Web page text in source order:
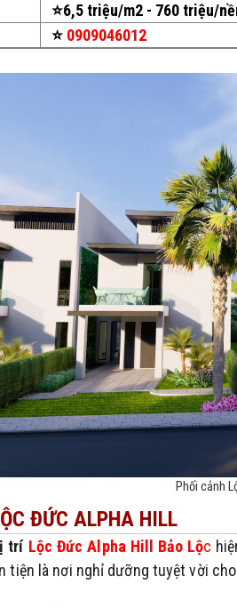
⭐6,5 triệu/m2 - 760 triệu/
⭐ 0909046012
Phối cảnh
ĐỨC ALPHA HILL
trí Lộc Đức Alpha Hill Bảo Lộc
tiện là nơi nghỉ dưỡng tuyệt vời